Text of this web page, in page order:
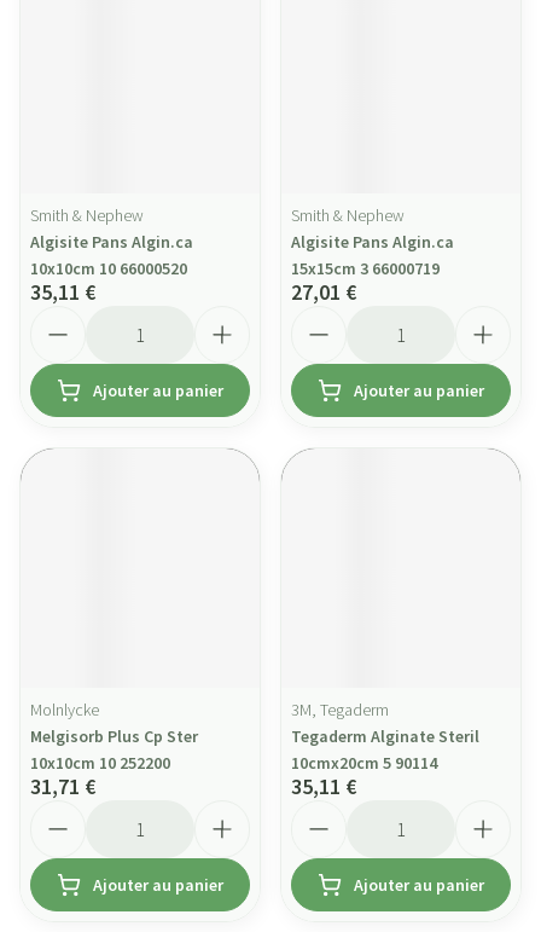
Smith & Nephew
Algisite Pans Algin.ca
10x10cm 10 66000520
35,11 €
Ajouter au panier
Smith & Nephew
Algisite Pans Algin.ca
15x15cm 3 66000719
27,01 €
Ajouter au panier
Molnlycke
Melgisorb Plus Cp Ster
10x10cm 10 252200
31,71 €
Ajouter au panier
3M, Tegaderm
Tegaderm Alginate Steril
10cmx20cm 5 90114
35,11 €
Ajouter au panier